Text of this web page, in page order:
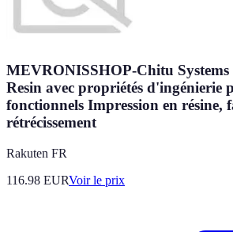
MEVRONISSHOP-Chitu
Resin avec propriétés d'ingénierie
fonctionnels Impression en résine,
rétrécissement
Rakuten FR
116.98 EURVoir le prix